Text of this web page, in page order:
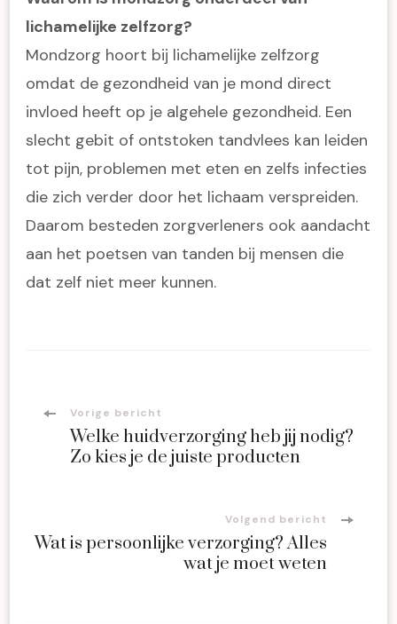
lichamelijke zelfzorg?
Mondzorg hoort bij lichamelijke zelfzorg
omdat de gezondheid van je mond direct
invloed heeft op je algehele gezondheid. Een
slecht gebit of ontstoken tandvlees kan leiden
tot pijn, problemen met eten en zelfs infecties
die zich verder door het lichaam verspreiden.
Daarom besteden zorgverleners ook aandacht
aan het poetsen van tanden bij mensen die
dat zelf niet meer kunnen.
Bericht
navigatie
Vorige bericht
Welke huidverzorging heb jij nodig?
Zo kies je de juiste producten
Volgend bericht
Wat is persoonlijke verzorging? Alles
wat je moet weten